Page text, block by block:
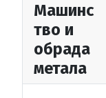
Машинс
тво и
обрада
метала